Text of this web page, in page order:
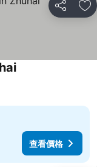
分享 放
查看價格